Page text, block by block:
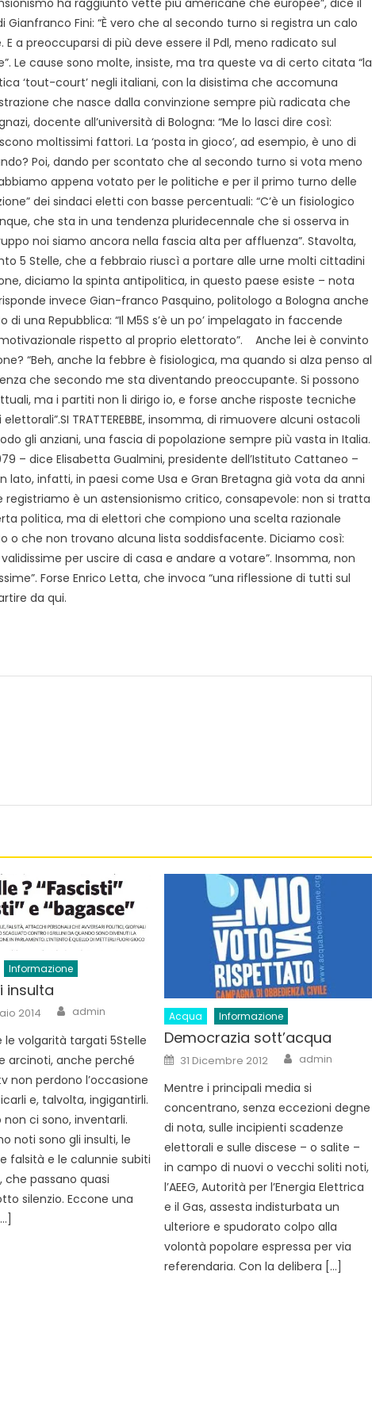
Fini: “È vero che al secondo turno si registra un calo
a preoccuparsi di più deve essere il Pdl, meno radicato sul
Le cause sono molte, insiste, ma tra queste va di certo citata “la
‘tout-court’ negli italiani, con la disistima che accomuna
che nasce dalla convinzione sempre più radicata che
docente all’università di Bologna: “Me lo lasci dire così:
moltissimi fattori. La ‘posta in gioco’, ad esempio, è uno di
Poi, dando per scontato che al secondo turno si vota meno
appena votato per le politiche e per il primo turno delle
dei sindaci eletti con basse percentuali: “C’è un fisiologico
che sta in una tendenza pluridecennale che si osserva in
noi siamo ancora nella fascia alta per affluenza”. Stavolta,
5 Stelle, che a febbraio riuscì a portare alle urne molti cittadini
diciamo la spinta antipolitica, in questo paese esiste – nota
invece Gian-franco Pasquino, politologo a Bologna anche
una Repubblica: “Il M5S s’è un po’ impelagato in faccende
rispetto al proprio elettorato”. Anche lei è convinto
“Beh, anche la febbre è fisiologica, ma quando si alza penso al
che secondo me sta diventando preoccupante. Si possono
ma i partiti non li dirigo io, e forse anche risposte tecniche
TRATTEREBBE, insomma, di rimuovere alcuni ostacoli
gli anziani, una fascia di popolazione sempre più vasta in Italia.
– dice Elisabetta Gualmini, presidente dell’Istituto Cattaneo –
infatti, in paesi come Usa e Gran Bretagna già vota da anni
è un astensionismo critico, consapevole: non si tratta
politica, ma di elettori che compiono una scelta razionale
o che non trovano alcuna lista soddisfacente. Diciamo così:
per uscire di casa e andare a votare”. Insomma, non
Forse Enrico Letta, che invoca “una riflessione di tutti sul
da qui.
Informazione
insulta
2014 Author
admin
le volgarità targati 5Stelle
arcinoti, anche perché
non perdono l’occasione
e, talvolta, ingigantirli.
non ci sono, inventarli.
noti sono gli insulti, le
falsità e le calunnie subiti
che passano quasi
silenzio. Eccone una
Acqua Informazione
Democrazia sott’acqua
Posted
on
31 Dicembre 2012 Author
admin
Mentre i principali media si
concentrano, senza eccezioni degne
di nota, sulle incipienti scadenze
elettorali e sulle discese – o salite –
in campo di nuovi o vecchi soliti noti,
l’AEEG, Autorità per l’Energia Elettrica
e il Gas, assesta indisturbata un
ulteriore e spudorato colpo alla
volontà popolare espressa per via
referendaria. Con la delibera […]